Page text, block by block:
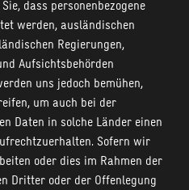
dass personenbezogene
werden, ausländischen
Regierungen,
Aufsichtsbehörden
uns jedoch bemühen,
um auch bei der
Daten in solche Länder einen
Sofern wir
oder dies im Rahmen der
Dritter oder der Offenlegung